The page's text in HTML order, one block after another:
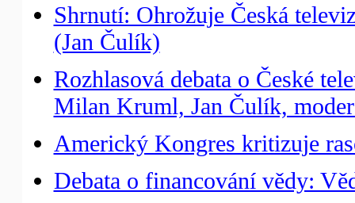
Shrnutí: Ohrožuje Česká
(Jan Čulík)
Rozhlasová debata o České
Milan Kruml, Jan Čulík,
Americký Kongres kritizuje
Debata o financování vědy: